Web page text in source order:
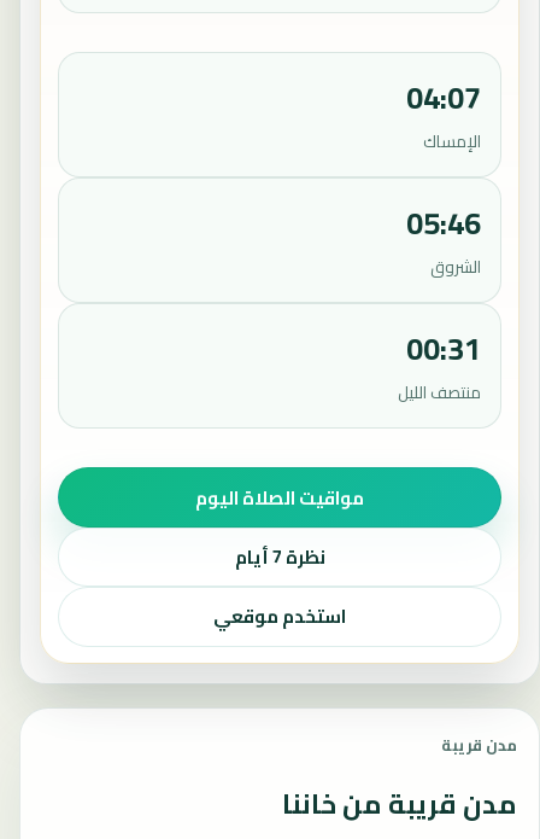
04:07
الإمساك
05:46
الشروق
00:31
منتصف الليل
مواقيت الصلاة اليوم
نظرة 7 أيام
استخدم موقعي
مدن قريبة
مدن قريبة من خاننا